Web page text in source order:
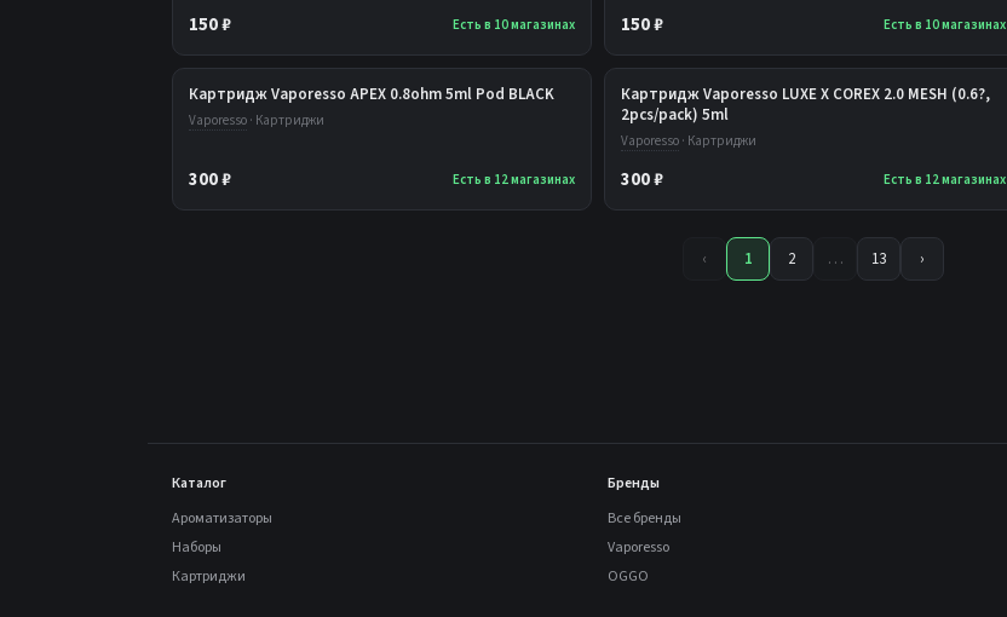
150 ₽ Есть в 10 магазинах 150 ₽ Есть в 10 магазинах
Картридж Vaporesso APEX 0.8ohm 5ml Pod BLACK
Vaporesso · Картриджи
300 ₽ Есть в 12 магазинах
Картридж Vaporesso LUXE X COREX 2.0 MESH (0.6?,
2pcs/pack) 5ml
Vaporesso· Картриджи
300 ₽ Есть в 12 магазинах
‹ 1 2 … 13 ›
Каталог
Ароматизаторы
Наборы
Картриджи
Бренды
Все бренды
Vaporesso
OGGO